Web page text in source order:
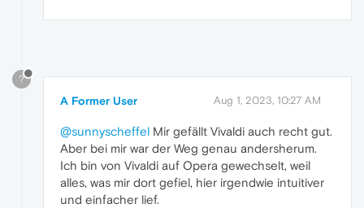
?
A Former User Aug 1, 2023, 10:27 AM
@sunnyscheffel Mir gefällt Vivaldi auch recht gut.
Aber bei mir war der Weg genau andersherum.
Ich bin von Vivaldi auf Opera gewechselt, weil
alles, was mir dort gefiel, hier irgendwie intuitiver
und einfacher lief.